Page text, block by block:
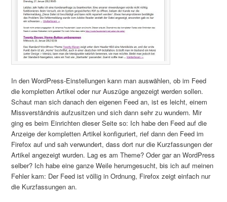
In den WordPress-Einstellungen kann man auswählen, ob im Feed
die kompletten Artikel oder nur Auszüge angezeigt werden sollen.
Schaut man sich danach den eigenen Feed an, ist es leicht, einem
Missverständnis aufzusitzen und sich dann sehr zu wundern. Mir
ging es beim Einrichten dieser Seite so: Ich habe den Feed auf die
Anzeige der kompletten Artikel konfiguriert, rief dann den Feed im
Firefox auf und sah verwundert, dass dort nur die Kurzfassungen der
Artikel angezeigt wurden. Lag es am Theme? Oder gar an WordPress
selber? Ich habe eine ganze Weile herumgesucht, bis ich auf meinen
Fehler kam: Der Feed ist völlig in Ordnung, Firefox zeigt einfach nur
die Kurzfassungen an.